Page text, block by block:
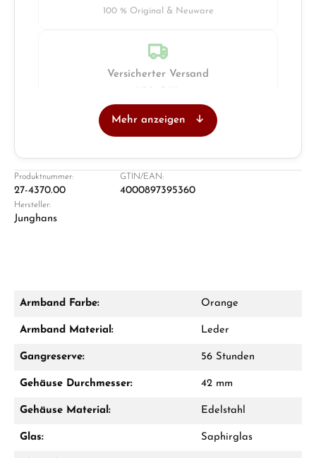
100 % Original & Neuware
Versicherter Versand
Ladengeschäft in Solingen
WhatsApp Chat
Mehr anzeigen
Produktnummer:
27-4370.00
GTIN/EAN:
4000897395360
Hersteller:
Junghans
Armband Farbe: Orange
Armband Material: Leder
Gangreserve: 56 Stunden
Gehäuse Durchmesser: 42 mm
Gehäuse Material: Edelstahl
Glas: Saphirglas